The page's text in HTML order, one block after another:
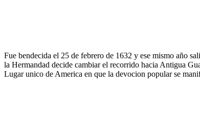
Fue bendecida el 25 de febrero de 1632 y ese mismo año
la Hermandad decide cambiar el recorrido hacia Antigua
Lugar unico de America en que la devocion popular se